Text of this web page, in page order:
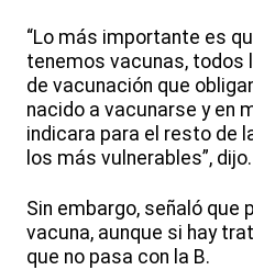
“Lo más importante es
tenemos vacunas, todos
de vacunación que
nacido a vacunarse y en
indicara para el resto de
los más vulnerables”, dijo.
Sin embargo, señaló que
vacuna, aunque si hay
que no pasa con la B.